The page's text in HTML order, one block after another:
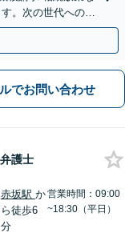
。次の世代へのよ
でお問い合わせ
弁護士
赤坂駅 か
ら徒歩6
分
営業時間：09:00
~18:30（平日）